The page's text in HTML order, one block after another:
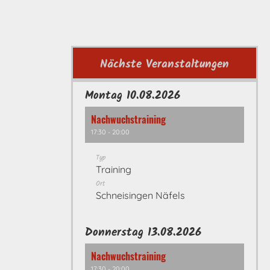
Nächste Veranstaltungen
Montag 10.08.2026
Nachwuchstraining
17:30 - 20:00
Typ
Training
Ort
Schneisingen Näfels
Donnerstag 13.08.2026
Nachwuchstraining